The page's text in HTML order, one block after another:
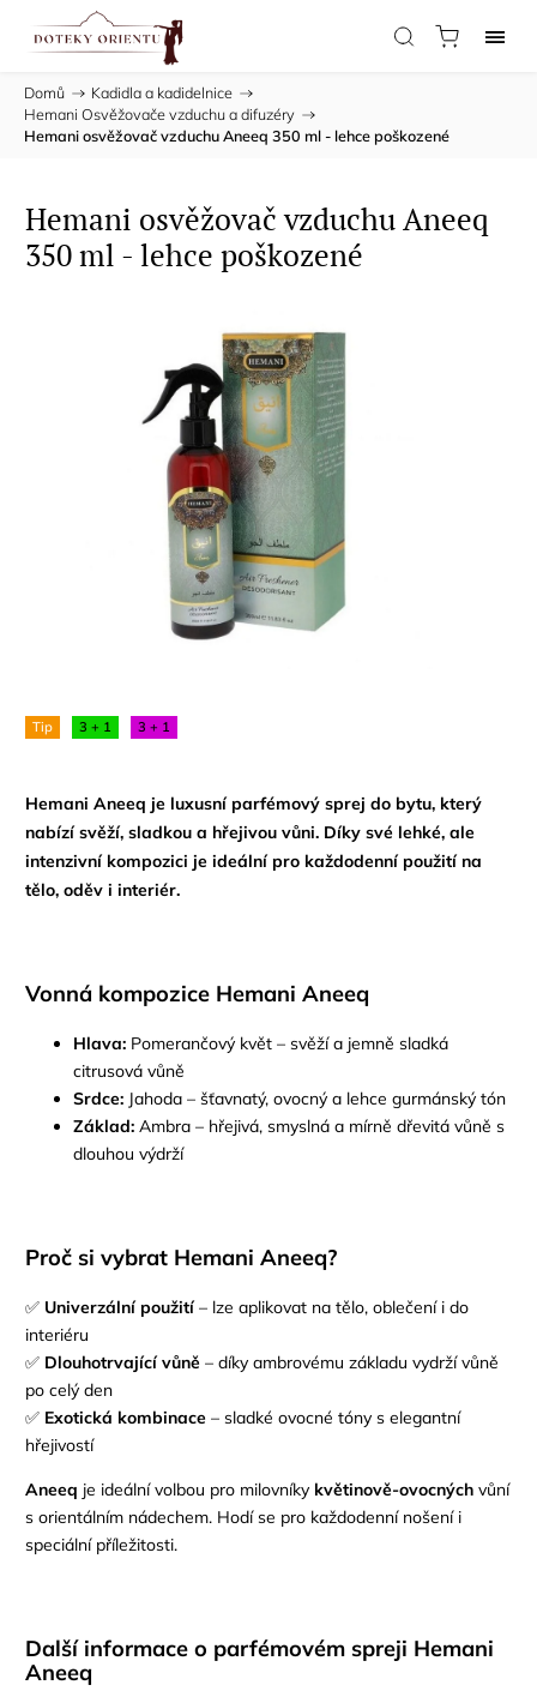
Domů / Kadidla a kadidelnice /
Hemani Osvěžovače vzduchu a difuzéry /
Hemani osvěžovač vzduchu Aneeq 350 ml - lehce poškozené
Hemani osvěžovač vzduchu Aneeq
350 ml - lehce poškozené
Tip 3 + 1 3 + 1
Hemani Aneeq je luxusníparfémový sprej do bytu, který
nabízísvěží, sladkou a hřejivou vůni. Díky své lehké, ale
intenzivní kompozici je ideální pro každodenní použití na
tělo, oděv i interiér.
Vonná kompozice Hemani Aneeq
Hlava: Pomerančový květ – svěží a jemně sladká
citrusová vůně
Srdce: Jahoda – šťavnatý, ovocný a lehce gurmánský tón
Základ: Ambra – hřejivá, smyslná a mírně dřevitá vůně s
dlouhou výdrží
Proč si vybrat Hemani Aneeq?
✅ Univerzální použití– lze aplikovat na tělo, oblečení i do
interiéru
✅ Dlouhotrvající vůně – díky ambrovému základu vydrží vůně
po celý den
✅ Exotická kombinace – sladké ovocné tóny s elegantní
hřejivostí
Aneeq je ideální volbou pro milovníky květinově-ovocných vůní
s orientálním nádechem. Hodí se pro každodenní nošení i
speciální příležitosti.
Další informace o parfémovém spreji Hemani
Aneeq